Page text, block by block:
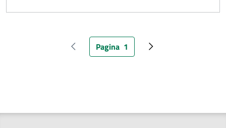
Pagina precedente
Pagina attuale
Pagina 1 Pagina successiva